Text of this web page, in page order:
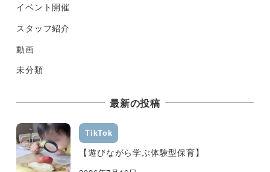
イベント開催
スタッフ紹介
動画
未分類
最新の投稿
TikTok
【遊びながら学ぶ体験型保育】